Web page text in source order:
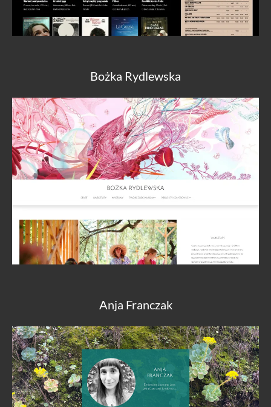
Bożka Rydlewska
Anja Franczak